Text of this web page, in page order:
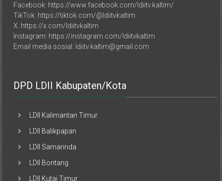
TikTok: https://tiktok.com/@ldiitvkaltim
X: https://x.com/ldiitvkaltim
Instagram: https://instagram.com/ldiitvkaltim
Email media sosial: ldiitv.kaltim@gmail.com
LDII Samarinda
LDII Kutai Timur